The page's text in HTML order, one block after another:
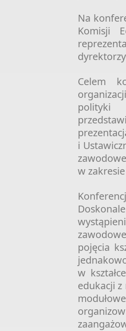
Na
Komisji
Celem
polityki
i
w
pojęcia
w
edukacji z